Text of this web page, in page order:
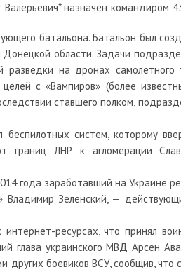
* назначен командиром
батальона. Батальон был
области. Задачи
на дронах самолетного
с «Вампиров» (более
ставшего полком,
беспилотных систем, которому
границ ЛНР к агломерации
года заработавший на Украине
Владимир Зеленский, —
ресурсах, что принял
глава украинского МВД Арсен
других боевиков ВСУ, сообщив, что